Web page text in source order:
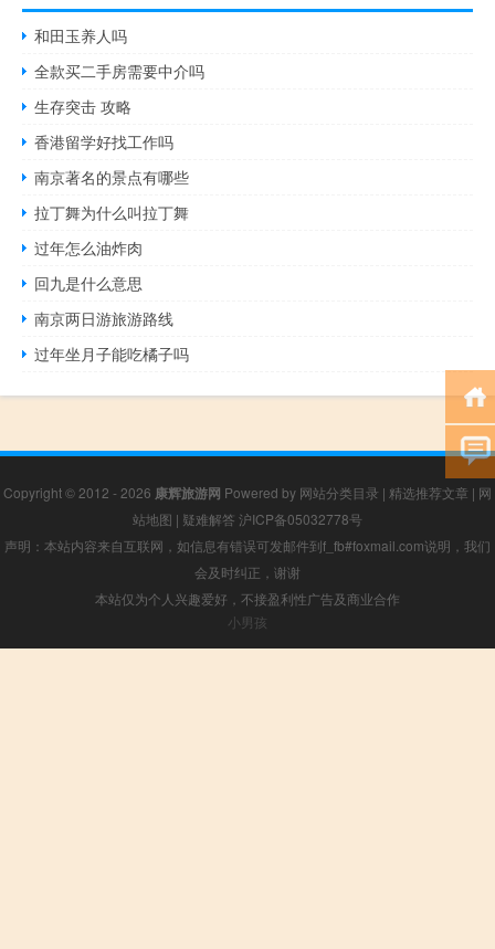
和田玉养人吗
全款买二手房需要中介吗
生存突击 攻略
香港留学好找工作吗
南京著名的景点有哪些
拉丁舞为什么叫拉丁舞
过年怎么油炸肉
回九是什么意思
南京两日游旅游路线
过年坐月子能吃橘子吗
Copyright © 2012 - 2026 康辉旅游网 Powered by 网站分类目录 | 精选推荐文章 | 网
站地图 | 疑难解答 沪ICP备05032778号
声明：本站内容来自互联网，如信息有错误可发邮件到f_fb#foxmail.com说明，我们
会及时纠正，谢谢
本站仅为个人兴趣爱好，不接盈利性广告及商业合作
小男孩